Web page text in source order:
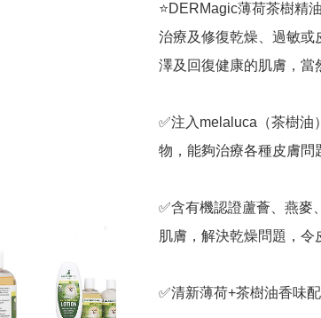
⭐️DERMagic薄荷茶樹精
治療及修復乾燥、過敏或
澤及回復健康的肌膚，當
✅注入melaluca（茶樹油
物，能夠治療各種皮膚問
✅含有機認證蘆薈、燕麥
肌膚，解決乾燥問題，令
✅清新薄荷+茶樹油香味